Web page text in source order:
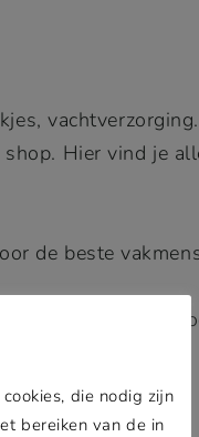
Hier vind je
de beste
kwaliteit en
die nodig zijn
bereiken van de in